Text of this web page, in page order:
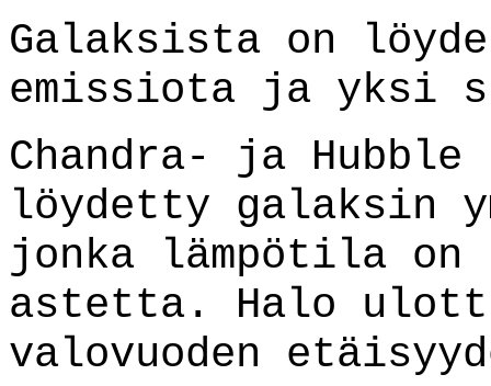
Galaksista on
emissiota ja yksi
Chandra- ja
löydetty galaksin
jonka lämpötila on
astetta. Halo
valovuoden